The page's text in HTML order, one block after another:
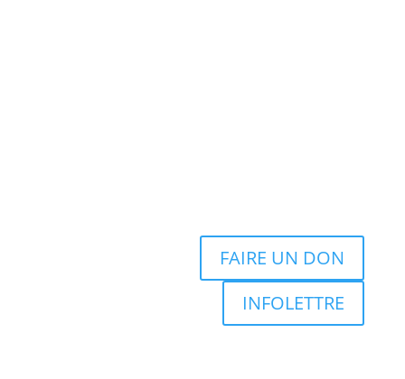
FAIRE UN DON
INFOLETTRE